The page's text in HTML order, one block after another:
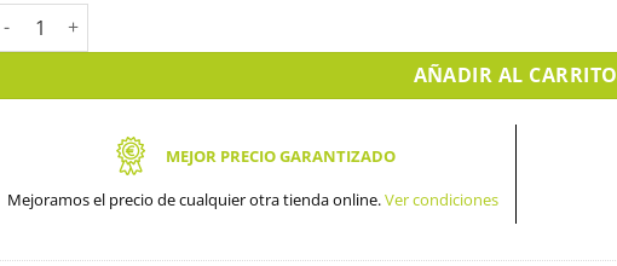
Caja de conexiones para Cámaras DAHUA. PFA121 cantidad
AÑADIR AL CARRITO
MEJOR PRECIO GARANTIZADO
Mejoramos el precio de cualquier otra tienda online.Ver condiciones